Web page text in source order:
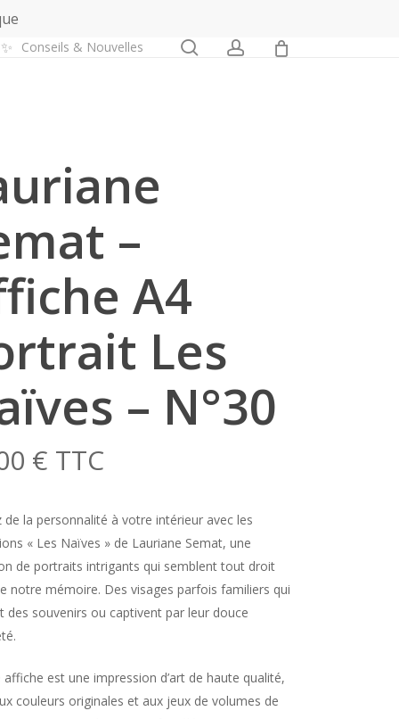
✨ Conseils & Nouvelles search account
–
A4
Les
– N°30
€ TTC
de la personnalité à votre intérieur avec les
« Les Naïves » de Lauriane Semat, une
de portraits intrigants qui semblent tout droit
notre mémoire. Des visages parfois familiers qui
des souvenirs ou captivent par leur douce
affiche est une impression d’art de haute qualité,
couleurs originales et aux jeux de volumes de